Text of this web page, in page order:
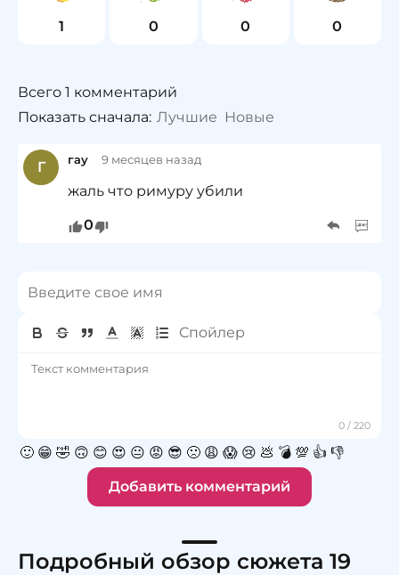
1 0 0 0
🙂 😁 🤣 🙃 😊 😍 😐 😡 😎 🙁 😩 😱 😢 💩 💣 💯 👍 👎
Добавить комментарий
Всего 1 комментарий
Показать сначала: Лучшие Новые
Г гау 9 месяцев назад
жаль что римуру убили
0
Подробный обзор сюжета 19